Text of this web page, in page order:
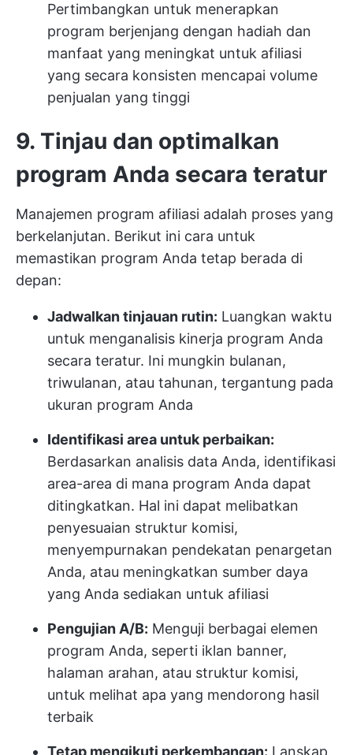
Pertimbangkan untuk menerapkan
program berjenjang dengan hadiah dan
manfaat yang meningkat untuk afiliasi
yang secara konsisten mencapai volume
penjualan yang tinggi
9. Tinjau dan optimalkan
program Anda secara teratur
Manajemen program afiliasi adalah proses yang
berkelanjutan. Berikut ini cara untuk
memastikan program Anda tetap berada di
depan:
Jadwalkan tinjauan rutin: Luangkan waktu
untuk menganalisis kinerja program Anda
secara teratur. Ini mungkin bulanan,
triwulanan, atau tahunan, tergantung pada
ukuran program Anda
Identifikasi area untuk perbaikan:
Berdasarkan analisis data Anda, identifikasi
area-area di mana program Anda dapat
ditingkatkan. Hal ini dapat melibatkan
penyesuaian struktur komisi,
menyempurnakan pendekatan penargetan
Anda, atau meningkatkan sumber daya
yang Anda sediakan untuk afiliasi
Pengujian A/B: Menguji berbagai elemen
program Anda, seperti iklan banner,
halaman arahan, atau struktur komisi,
untuk melihat apa yang mendorong hasil
terbaik
Tetap mengikuti perkembangan: Lanskap